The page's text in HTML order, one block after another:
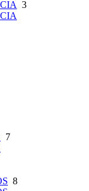
3
7
8